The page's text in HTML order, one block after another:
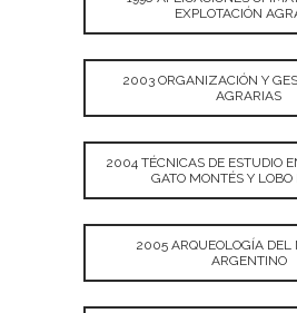
EXPLOTACIÓN
2003 ORGANIZACIÓN Y
AGRARIAS
2004 TÉCNICAS DE ESTUDIO
GATO MONTÉS Y LOBO
2005 ARQUEOLOGÍA DEL
ARGENTINO